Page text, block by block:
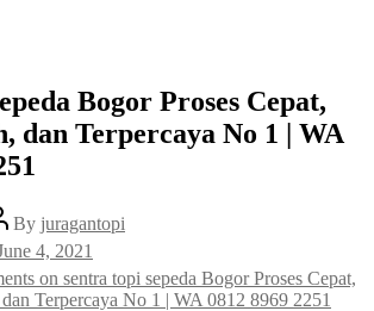
Bogor Proses Cepat,
dan Terpercaya No 1 | WA
By juragantopi
4, 2021
on sentra topi sepeda Bogor Proses Cepat,
Terpercaya No 1 | WA 0812 8969 2251